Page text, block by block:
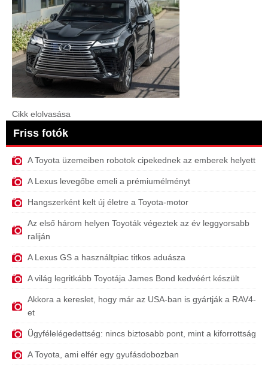
Cikk elolvasása
Friss fotók
A Toyota üzemeiben robotok cipekednek az emberek helyett
A Lexus levegőbe emeli a prémiumélményt
Hangszerként kelt új életre a Toyota-motor
Az első három helyen Toyoták végeztek az év leggyorsabb
raliján
A Lexus GS a használtpiac titkos aduásza
A világ legritkább Toyotája James Bond kedvéért készült
Akkora a kereslet, hogy már az USA-ban is gyártják a RAV4-
et
Ügyfélelégedettség: nincs biztosabb pont, mint a kiforrottság
A Toyota, ami elfér egy gyufásdobozban